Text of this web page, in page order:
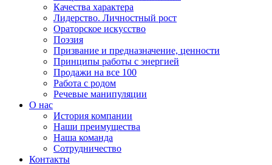
Качества характера
Лидерство. Личностный рост
Ораторское искусство
Поэзия
Призвание и предназначение, ценности
Принципы работы с энергией
Продажи на все 100
Работа с родом
Речевые манипуляции
О нас
История компании
Наши преимущества
Наша команда
Сотрудничество
Контакты